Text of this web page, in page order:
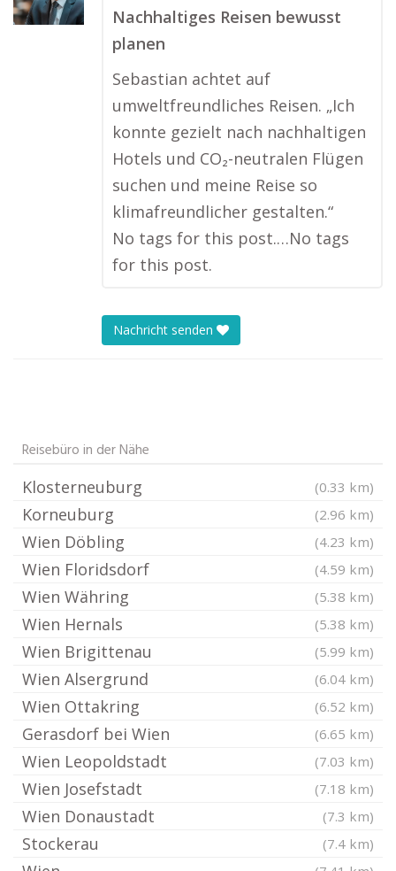
Nachhaltiges Reisen bewusst
planen
Sebastian achtet auf
umweltfreundliches Reisen. „Ich
konnte gezielt nach nachhaltigen
Hotels und CO₂-neutralen Flügen
suchen und meine Reise so
klimafreundlicher gestalten.“
No tags for this post.…No tags
for this post.
Nachricht senden
Reisebüro in der Nähe
Klosterneuburg (0.33 km)
Korneuburg (2.96 km)
Wien Döbling (4.23 km)
Wien Floridsdorf (4.59 km)
Wien Währing (5.38 km)
Wien Hernals (5.38 km)
Wien Brigittenau (5.99 km)
Wien Alsergrund (6.04 km)
Wien Ottakring (6.52 km)
Gerasdorf bei Wien (6.65 km)
Wien Leopoldstadt (7.03 km)
Wien Josefstadt (7.18 km)
Wien Donaustadt (7.3 km)
Stockerau (7.4 km)